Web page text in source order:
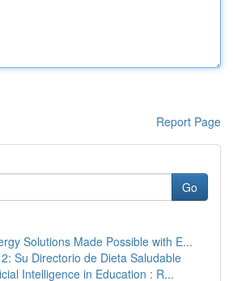
Report Page
Go
Solutions Made Possible with E...
Su Directorio de Dieta Saludable
Intelligence in Education : R...